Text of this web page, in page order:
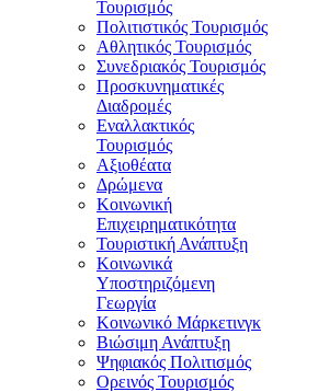
Τουρισμός
Πολιτιστικός Τουρισμός
Αθλητικός Τουρισμός
Συνεδριακός Τουρισμός
Προσκυνηματικές
Διαδρομές
Εναλλακτικός
Τουρισμός
Αξιοθέατα
Δρώμενα
Κοινωνική
Επιχειρηματικότητα
Τουριστική Ανάπτυξη
Κοινωνικά
Υποστηριζόμενη
Γεωργία
Κοινωνικό Μάρκετινγκ
Βιώσιμη Ανάπτυξη
Ψηφιακός Πολιτισμός
Ορεινός Τουρισμός